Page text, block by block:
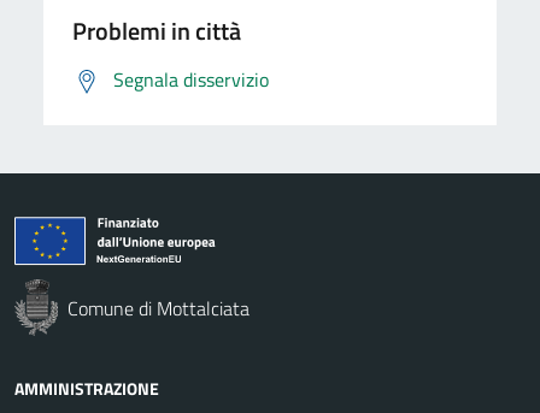
Problemi in città
Segnala disservizio
Comune di Mottalciata
AMMINISTRAZIONE